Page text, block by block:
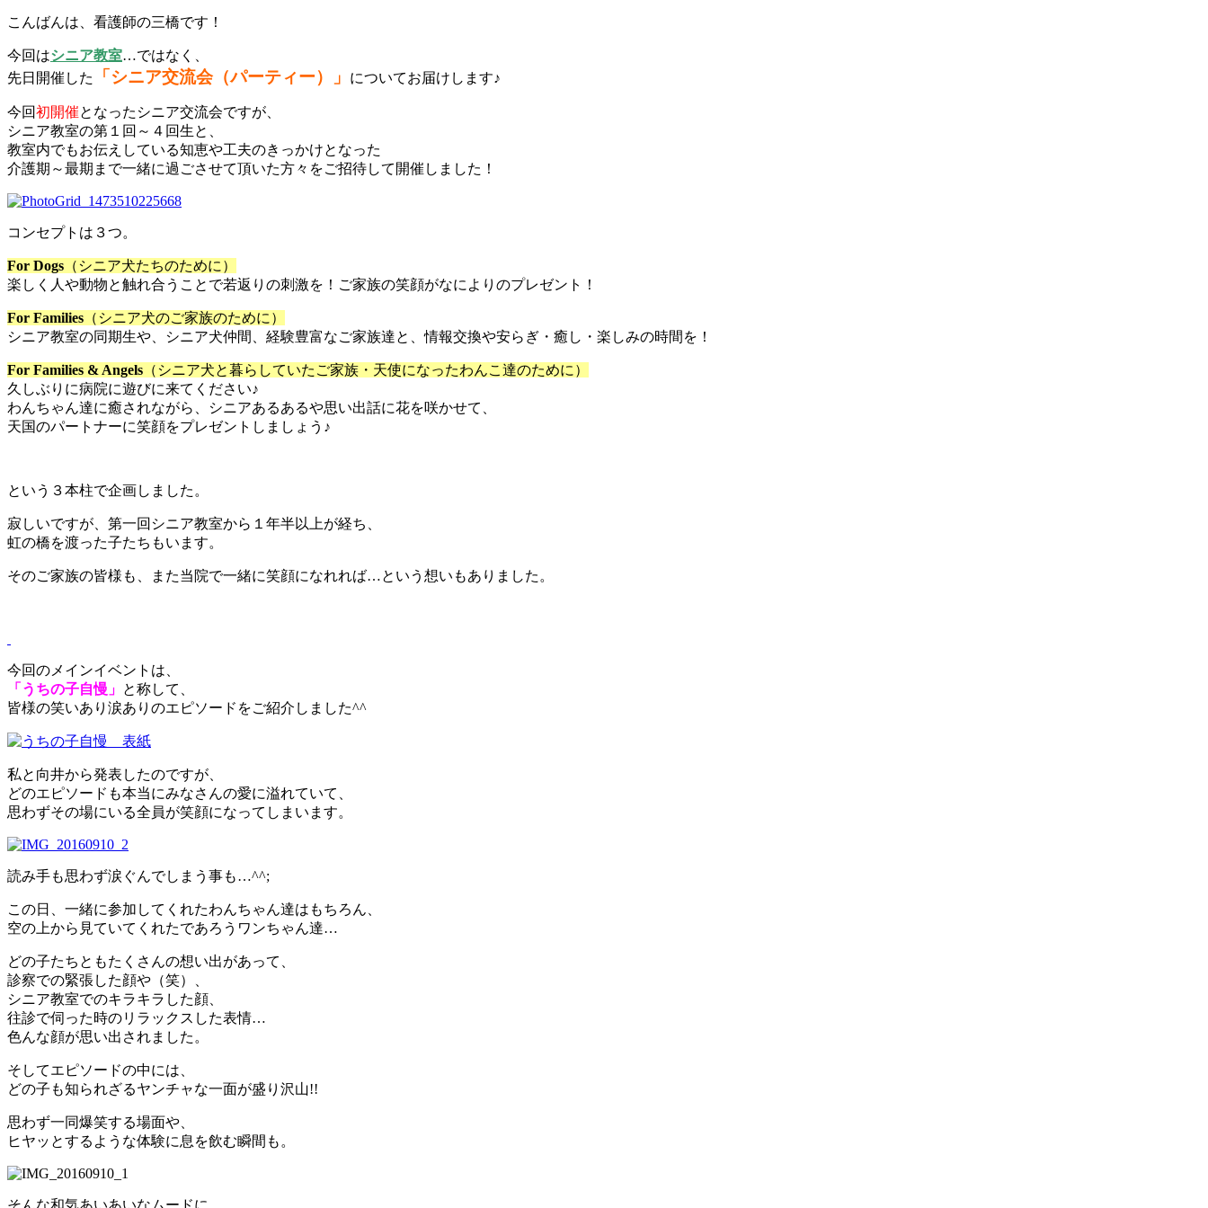
こんばんは、看護師の三橋です！
今回はシニア教室…ではなく、
先日開催した
「シニア交流会（パーティー）」 についてお届けします♪
今回初開催となったシニア交流会ですが、
シニア教室の第１回～４回生と、
教室内でもお伝えしている知恵や工夫のきっかけとなった
介護期～最期まで一緒に過ごさせて頂いた方々をご招待して開催しました！
コンセプトは３つ。
For Dogs （シニア犬たちのために）
楽しく人や動物と触れ合うことで若返りの刺激を！ご家族の笑顔がなによりのプレゼント！
For Families （シニア犬のご家族のために）
シニア教室の同期生や、シニア犬仲間、経験豊富なご家族達と、情報交換や安らぎ・癒し・楽しみの時間を！
For Families & Angels （シニア犬と暮らしていたご家族・天使になったわんこ達のために）
久しぶりに病院に遊びに来てください♪
わんちゃん達に癒されながら、シニアあるあるや思い出話に花を咲かせて、
天国のパートナーに笑顔をプレゼントしましょう♪
という３本柱で企画しました。
寂しいですが、第一回シニア教室から１年半以上が経ち、
虹の橋を渡った子たちもいます。
そのご家族の皆様も、また当院で一緒に笑顔になれれば…という想いもありました。
今回のメインイベントは、
「うちの子自慢」 と称して、
皆様の笑いあり涙ありのエピソードをご紹介しました^^
私と向井から発表したのですが、
どのエピソードも本当にみなさんの愛に溢れていて、
思わずその場にいる全員が笑顔になってしまいます。
読み手も思わず涙ぐんでしまう事も…^^;
この日、一緒に参加してくれたわんちゃん達はもちろん、
空の上から見ていてくれたであろうワンちゃん達…
どの子たちともたくさんの想い出があって、
診察での緊張した顔や（笑）、
シニア教室でのキラキラした顔、
往診で伺った時のリラックスした表情…
色んな顔が思い出されました。
そしてエピソードの中には、
どの子も知られざるヤンチャな一面が盛り沢山!!
思わず一同爆笑する場面や、
ヒヤッとするような体験に息を飲む瞬間も。
そんな和気あいあいなムードに、